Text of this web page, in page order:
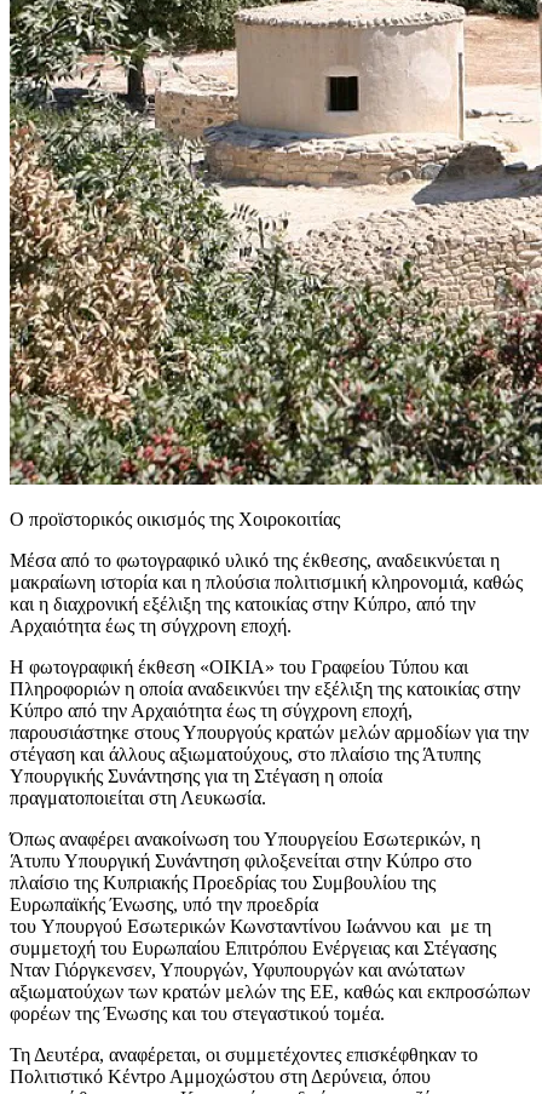
Ο προϊστορικός οικισμός της Χοιροκοιτίας
Μέσα από το φωτογραφικό υλικό της έκθεσης, αναδεικνύεται η
μακραίωνη ιστορία και η πλούσια πολιτισμική κληρονομιά, καθώς
και η διαχρονική εξέλιξη της κατοικίας στην Κύπρο, από την
Αρχαιότητα έως τη σύγχρονη εποχή.
Η φωτογραφική έκθεση «ΟΙΚΙΑ» του Γραφείου Τύπου και
Πληροφοριών η οποία αναδεικνύει την εξέλιξη της κατοικίας στην
Κύπρο από την Αρχαιότητα έως τη σύγχρονη εποχή,
παρουσιάστηκε στους Υπουργούς κρατών μελών αρμοδίων για την
στέγαση και άλλους αξιωματούχους, στο πλαίσιο της Άτυπης
Υπουργικής Συνάντησης για τη Στέγαση η οποία
πραγματοποιείται στη Λευκωσία.
Όπως αναφέρει ανακοίνωση του Υπουργείου Εσωτερικών, η
Άτυπυ Υπουργική Συνάντηση φιλοξενείται στην Κύπρο στο
πλαίσιο της Κυπριακής Προεδρίας του Συμβουλίου της
Ευρωπαϊκής Ένωσης, υπό την προεδρία
του Υπουργού Εσωτερικών Κωνσταντίνου Ιωάννου και με τη
συμμετοχή του Ευρωπαίου Επιτρόπου Ενέργειας και Στέγασης
Νταν Γιόργκενσεν, Υπουργών, Υφυπουργών και ανώτατων
αξιωματούχων των κρατών μελών της ΕΕ, καθώς και εκπροσώπων
φορέων της Ένωσης και του στεγαστικού τομέα.
Τη Δευτέρα, αναφέρεται, οι συμμετέχοντες επισκέφθηκαν το
Πολιτιστικό Κέντρο Αμμοχώστου στη Δερύνεια, όπου